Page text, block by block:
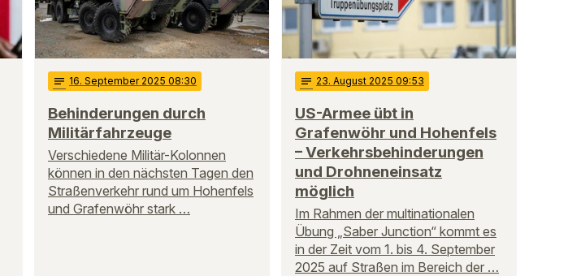
notes 16. September 2025 08:30
Behinderungen durch
Militärfahrzeuge
Verschiedene Militär-Kolonnen
können in den nächsten Tagen den
Straßenverkehr rund um Hohenfels
und Grafenwöhr stark …
notes 23. August 2025 09:53
US-Armee übt in
Grafenwöhr und Hohenfels
– Verkehrsbehinderungen
und Drohneneinsatz
möglich
Im Rahmen der multinationalen
Übung „Saber Junction“ kommt es
in der Zeit vom 1. bis 4. September
2025 auf Straßen im Bereich der …